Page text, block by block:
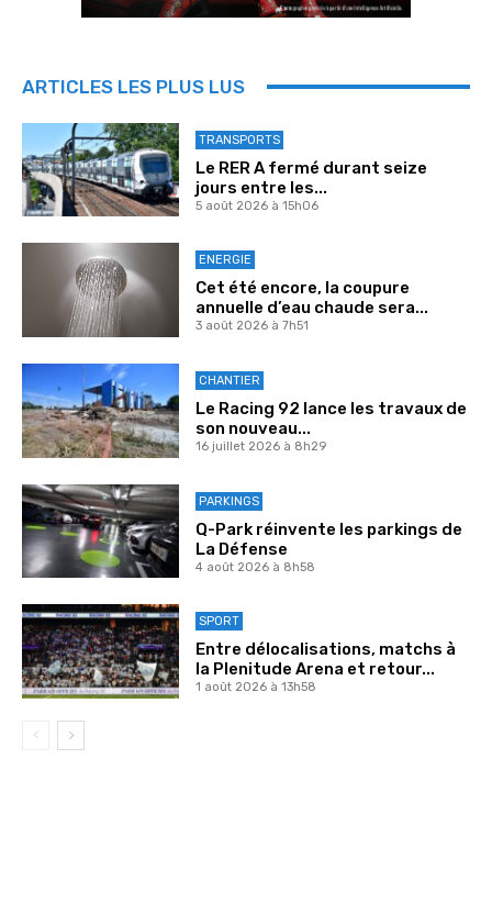
ARTICLES LES PLUS LUS
TRANSPORTS
Le RER A fermé durant seize
jours entre les...
5 août 2026 à 15h06
ENERGIE
Cet été encore, la coupure
annuelle d’eau chaude sera...
3 août 2026 à 7h51
CHANTIER
Le Racing 92 lance les travaux de
son nouveau...
16 juillet 2026 à 8h29
PARKINGS
Q-Park réinvente les parkings de
La Défense
4 août 2026 à 8h58
SPORT
Entre délocalisations, matchs à
la Plenitude Arena et retour...
1 août 2026 à 13h58